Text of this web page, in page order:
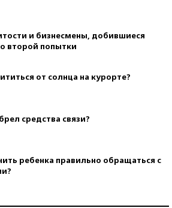
и бизнесмены, добившиеся
второй попытки
от солнца на курорте?
средства связи?
ребенка правильно обращаться с